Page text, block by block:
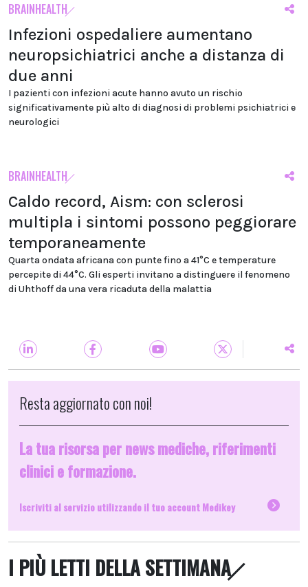
BRAINHEALTH
Infezioni ospedaliere aumentano
neuropsichiatrici anche a distanza di
due anni
I pazienti con infezioni acute hanno avuto un rischio
significativamente più alto di diagnosi di problemi psichiatrici e
neurologici
BRAINHEALTH
Caldo record, Aism: con sclerosi
multipla i sintomi possono peggiorare
temporaneamente
Quarta ondata africana con punte fino a 41°C e temperature
percepite di 44°C. Gli esperti invitano a distinguere il fenomeno
di Uhthoff da una vera ricaduta della malattia
Resta aggiornato con noi!
La tua risorsa per news mediche, riferimenti
clinici e formazione.
Iscriviti al servizio utilizzando il tuo account Medikey
I PIÙ LETTI DELLA SETTIMANA